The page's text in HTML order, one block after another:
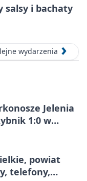
salsy i bachaty
wydarzenia
Jelenia
1:0 w
powiat
telefony,